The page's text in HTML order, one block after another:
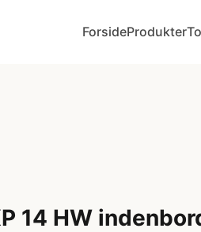
ForsideProdukter
14 HW